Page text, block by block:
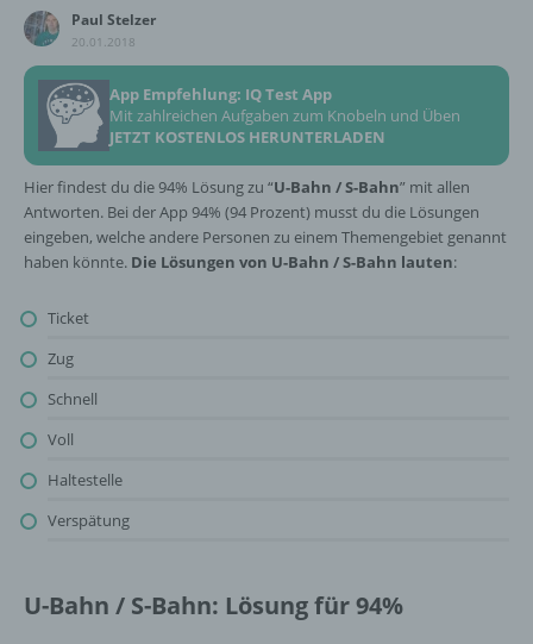
Paul Stelzer
20.01.2018
App Empfehlung: IQ Test App
Mit zahlreichen Aufgaben zum Knobeln und Üben
JETZT KOSTENLOS HERUNTERLADEN
Hier findest du die 94% Lösung zu “U-Bahn / S-Bahn” mit allen
Antworten. Bei der App 94% (94 Prozent) musst du die Lösungen
eingeben, welche andere Personen zu einem Themengebiet genannt
haben könnte. Die Lösungen von U-Bahn / S-Bahn lauten:
Ticket
Zug
Schnell
Voll
Haltestelle
Verspätung
U-Bahn / S-Bahn: Lösung für 94%